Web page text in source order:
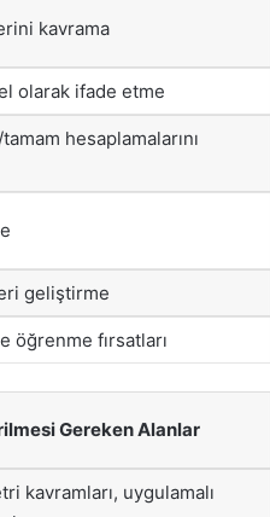
kavrama
olarak ifade etme
hesaplamalarını
geliştirme
öğrenme fırsatları
Gereken Alanlar
kavramları, uygulamalı